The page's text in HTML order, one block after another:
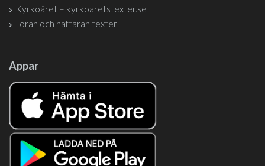
Kyrkoåret – kyrkoaretstexter.se
Torah och haftarah texter
Appar